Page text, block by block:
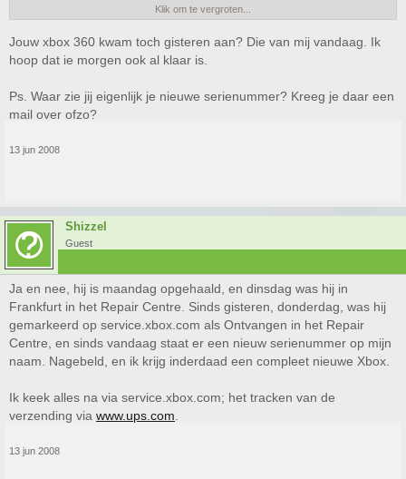
wordt maandag meegegeven aan UPS, dus "binnen een week" heb ik
dinsdagmiddag binnen dat mijn proefwerkweek begint, voordeel is dat
woensdag maar 1 PW is (Natuurkunde... ). En die dinsdagmiddag ook 12
uur klaar, en woensdag na 10 uur weer klaar! YAY!
Klik om te vergroten...
Jouw xbox 360 kwam toch gisteren aan? Die van mij vandaag. Ik
hoop dat ie morgen ook al klaar is.
Ps. Waar zie jij eigenlijk je nieuwe serienummer? Kreeg je daar een
mail over ofzo?
13 jun 2008
Shizzel
Guest
Ja en nee, hij is maandag opgehaald, en dinsdag was hij in
Frankfurt in het Repair Centre. Sinds gisteren, donderdag, was hij
gemarkeerd op service.xbox.com als Ontvangen in het Repair
Centre, en sinds vandaag staat er een nieuw serienummer op mijn
naam. Nagebeld, en ik krijg inderdaad een compleet nieuwe Xbox.
Ik keek alles na via service.xbox.com; het tracken van de
verzending via www.ups.com
13 jun 2008